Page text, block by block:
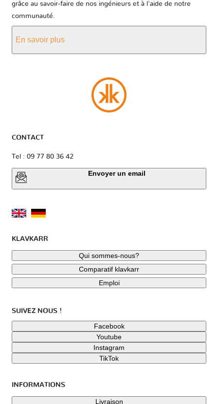
grâce au savoir-faire de nos ingénieurs et à l'aide de notre
communauté.
En savoir plus
CONTACT
Tel : 09 77 80 36 42
Envoyer un email
KLAVKARR
Qui sommes-nous?
Comparatif klavkarr
Emploi
SUIVEZ NOUS !
Facebook
Youtube
Instagram
TikTok
INFORMATIONS
Livraison